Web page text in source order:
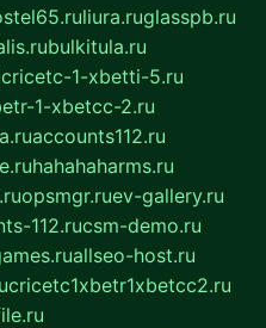
liura.ruglasspb.ru
bulkitula.ru
1-xbetti-5.ru
1-xbetcc-2.ru
accounts112.ru
hahahaharms.ru
opsmgr.ruev-gallery.ru
112.rucsm-demo.ru
allseo-host.ru
cricetc1xbetr1xbetcc2.ru